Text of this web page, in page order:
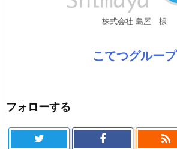
株式会社 島屋 様
こてつグループ
フォローする
